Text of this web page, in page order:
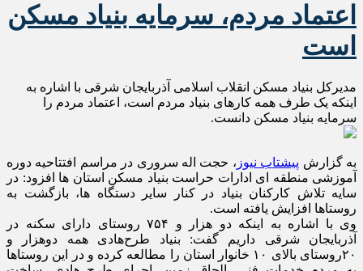
اعتماد مردم، سرمایه بنیاد مسکن
است
مدیرکل بنیاد مسکن انقلاب اسلامی آذربایجان شرقی با اشاره به
اینکه یک طرف همه کارهای بنیاد مردم است، اعتماد مردم را
سرمایه بنیاد مسکن دانست.
به گزارش پیشتاب نیوز ، حجت اله سروری در مراسم افتتاحیه دوره
آموزشی منطقه ای ادارات حراست بنیاد مسکن استان ها افزود: در
سایه تلاش کارکنان بنیاد در کنار سایر دستگاه ها، بازگشت به
روستاها افزایش یافته است.
وی با اشاره به اینکه دو هزار و ۷۵۴ روستای دارای سکنه در
آذربایجان شرقی داریم گفت: بنیاد طرح‌هادی همه دو‌هزار و
۲۰‌روستای بالای ۱۰ خانوار استان را مطالعه کرده و در این روستاها